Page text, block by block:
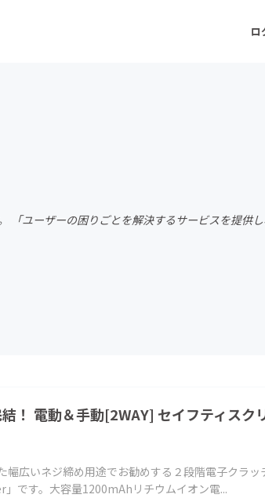
ロ
ファッション
「ユーザーの困りごとを解決するサービスを提供
！ 電動＆手動[2WAY] セイフティスク
幅広いネジ締め用途でお勧めする２段階電子クラッ
です。大容量1200mAhリチウムイオン電...